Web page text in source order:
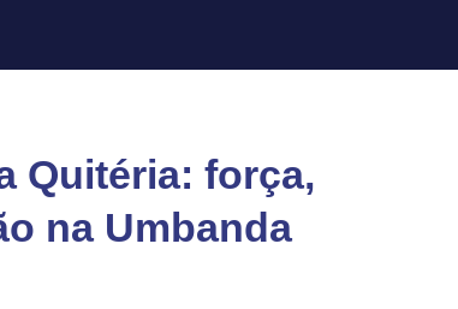
Quitéria: força,
na Umbanda